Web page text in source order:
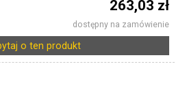
263,03 zł
dostępny na zamówienie
o ten produkt